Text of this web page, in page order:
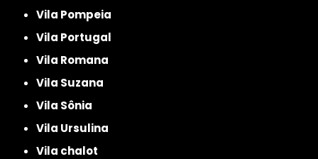
Vila Pompeia
Vila Portugal
Vila Romana
Vila Suzana
Vila Sônia
Vila Ursulina
Vila chalot